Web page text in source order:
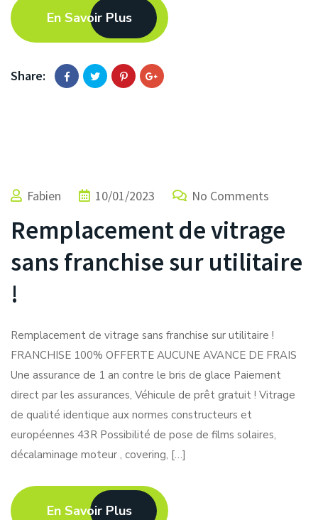
En Savoir Plus
Share:
Fabien 10/01/2023 No Comments
Remplacement de vitrage
sans franchise sur utilitaire
!
Remplacement de vitrage sans franchise sur utilitaire !
FRANCHISE 100% OFFERTE AUCUNE AVANCE DE FRAIS
Une assurance de 1 an contre le bris de glace Paiement
direct par les assurances, Véhicule de prêt gratuit ! Vitrage
de qualité identique aux normes constructeurs et
européennes 43R Possibilité de pose de films solaires,
décalaminage moteur , covering, […]
En Savoir Plus